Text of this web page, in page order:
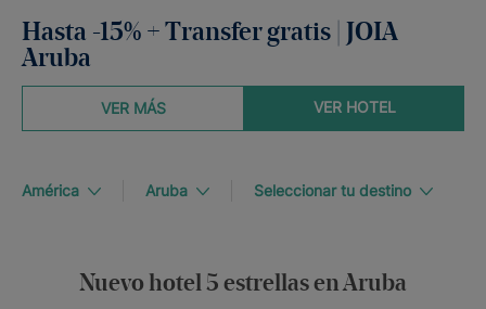
Hasta -15% + Transfer gratis | JOIA
Aruba
VER HOTEL
VER MÁS
América Aruba Seleccionar tu destino
Nuevo hotel 5 estrellas en Aruba